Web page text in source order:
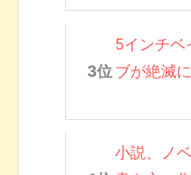
5インチベ
ブが絶滅
小説、ノ